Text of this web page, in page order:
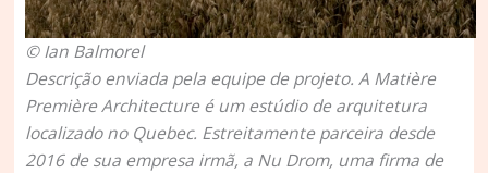
© Ian Balmorel
Descrição enviada pela equipe de projeto.A Matière
Première Architecture é um estúdio de arquitetura
localizado no Quebec. Estreitamente parceira desde
2016 de sua empresa irmã, a Nu Drom, uma firma de